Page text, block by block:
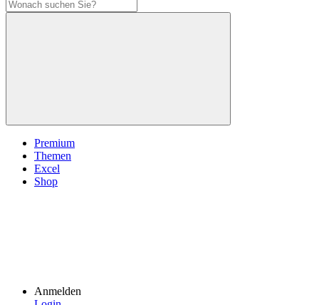
Premium
Themen
Excel
Shop
Anmelden